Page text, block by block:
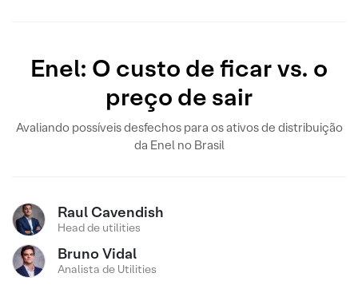
Enel: O custo de ficar vs. o
preço de sair
Avaliando possíveis desfechos para os ativos de distribuição
da Enel no Brasil
Raul Cavendish
Head de utilities
Bruno Vidal
Analista de Utilities